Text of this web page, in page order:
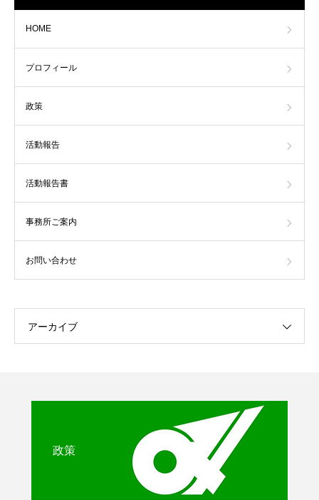
HOME
プロフィール
政策
活動報告
活動報告書
事務所ご案内
お問い合わせ
アーカイブ
政策